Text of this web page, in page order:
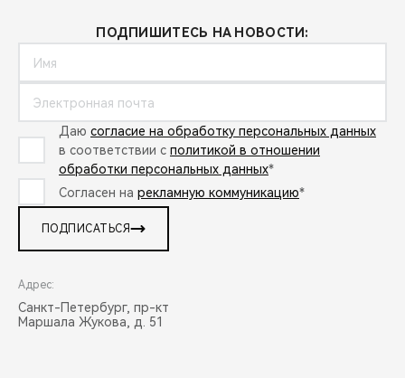
ПОДПИШИТЕСЬ НА НОВОСТИ:
Даю согласие на обработку персональных данных
в соответствии с политикой в отношении
обработки персональных данных*
Согласен на рекламную коммуникацию*
ПОДПИСАТЬСЯ
Адрес:
Санкт-Петербург, пр-кт
Маршала Жукова, д. 51